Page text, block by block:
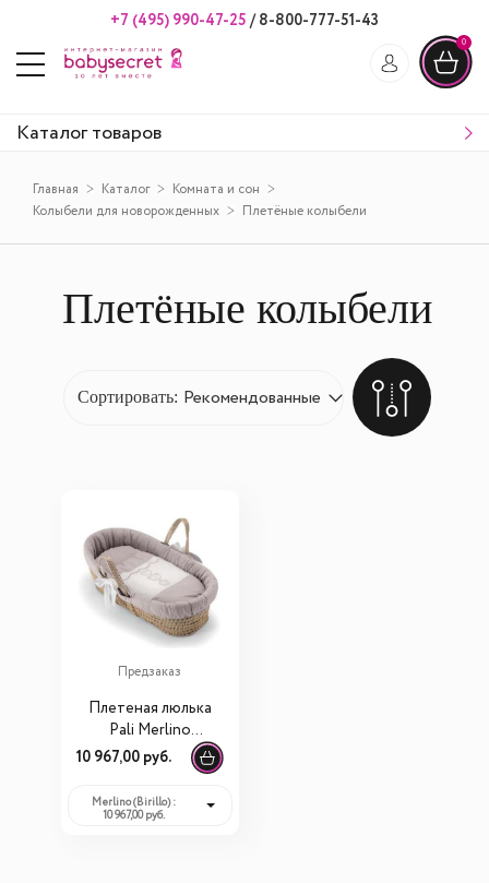
+7 (495) 990-47-25 /8-800-777-51-43
0
Каталог товаров
Главная Каталог
Комната и сон
Колыбели для новорожденных
Плетёные колыбели
Плетёные колыбели
Сортировать:
Предзаказ
Плетеная люлька
Pali Merlino
(Birillo)
10 967,00 руб.
Merlino (Birillo) :
10 967,00 руб.